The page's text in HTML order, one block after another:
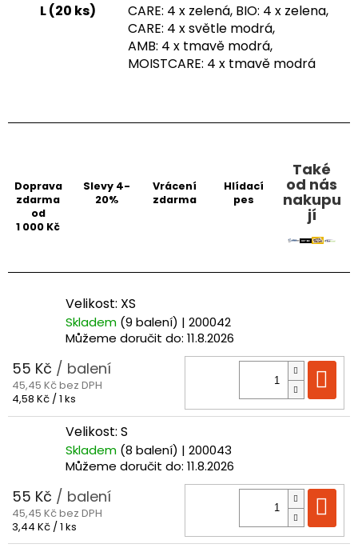
L (20 ks)
CARE: 4 x zelená, BIO: 4 x zelena,
CARE: 4 x světle modrá,
AMB: 4 x tmavě modrá,
MOISTCARE: 4 x tmavě modrá
Doprava
zdarma
od
1 000 Kč
Slevy 4-
20%
Vrácení
zdarma
Hlídací
pes
Také
od nás
nakupu
jí
Velikost: XS
Skladem (9 balení) | 200042
Můžeme doručit do: 11.8.2026
55 Kč / balení
45,45 Kč bez DPH
Měrná
4,58 Kč / 1 ks
Velikost: S
Skladem (8 balení) | 200043
Můžeme doručit do: 11.8.2026
55 Kč / balení
45,45 Kč bez DPH
Měrná
cena:
3,44 Kč / 1 ks